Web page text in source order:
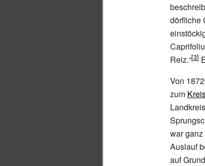
dörfliche
Reiz.“
Von
zum
war
Auslauf
auf